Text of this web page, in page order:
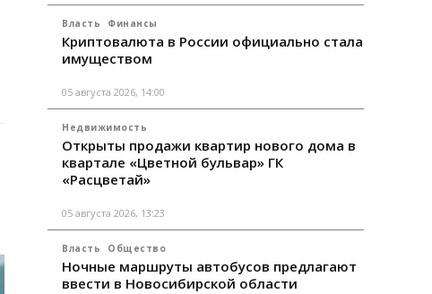
Власть Финансы
Криптовалюта в России официально стала
имуществом
05 августа 2026, 14:00
Недвижимость
Открыты продажи квартир нового дома в
квартале «Цветной бульвар» ГК
«Расцветай»
05 августа 2026, 13:23
Власть Общество
Ночные маршруты автобусов предлагают
ввести в Новосибирской области